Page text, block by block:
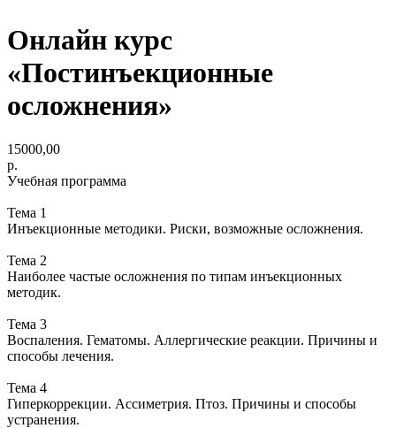
Онлайн курс
«Постинъекционные
осложнения»
15000,00
р.
Учебная программа
Тема 1
Инъекционные методики. Риски, возможные осложнения.
Тема 2
Наиболее частые осложнения по типам инъекционных
методик.
Тема 3
Воспаления. Гематомы. Аллергические реакции. Причины и
способы лечения.
Тема 4
Гиперкоррекции. Ассиметрия. Птоз. Причины и способы
устранения.